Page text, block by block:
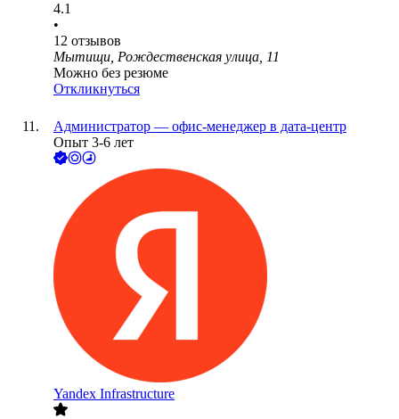
4.1
•
12 отзывов
Мытищи, Рождественская улица, 11
Можно без резюме
Откликнуться
Администратор — офис-менеджер в дата-центр
Опыт 3-6 лет
Yandex Infrastructure